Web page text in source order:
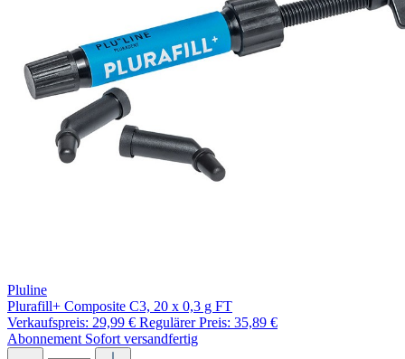
Pluline
Plurafill+ Composite C3, 20 x 0,3 g FT
Verkaufspreis: 29,99 € Regulärer Preis: 35,89 €
Abonnement Sofort versandfertig